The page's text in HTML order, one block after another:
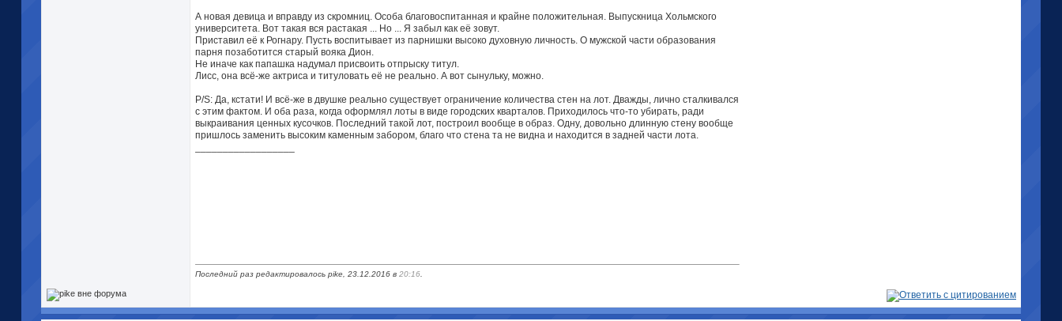
А новая девица и вправду из скромниц. Особа благовоспитанная и крайне положительная. Выпускница Хольмского
университета. Вот такая вся растакая ... Но ... Я забыл как её зовут.
Приставил её к Рогнару. Пусть воспитывает из парнишки высоко духовную личность. О мужской части образования
парня позаботится старый вояка Дион.
Не иначе как папашка надумал присвоить отпрыску титул.
Лисс, она всё-же актриса и титуловать её не реально. А вот сынульку, можно.
P/S: Да, кстати! И всё-же в двушке реально существует ограничение количества стен на лот. Дважды, лично сталкивался
с этим фактом. И оба раза, когда оформлял лоты в виде городских кварталов. Приходилось что-то убирать, ради
выкраивания ценных кусочков. Последний такой лот, построил вообще в образ. Одну, довольно длинную стену вообще
пришлось заменить высоким каменным забором, благо что стена та не видна и находится в задней части лота.
Последний раз редактировалось pike, 23.12.2016 в 20:16